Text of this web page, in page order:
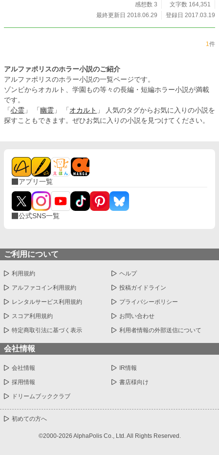
感想数 3
文字数 164,351
最終更新日 2018.06.29
登録日 2017.03.19
1件
アルファポリスのホラー小説のご紹介
アルファポリスのホラー小説の一覧ページです。
ゾンビからオカルト、学園もの等々の長編・短編ホラー小説が満載
です。
「 心霊 」 「 幽霊 」 「 オカルト 」 人気のタグからお気に入りの小説を
探すこともできます。ぜひお気に入りの小説を見つけてください。
アプリ一覧
公式SNS一覧
ご利用について
利用規約 ヘルプ
アルファコイン利用規約 投稿ガイドライン
レンタルサービス利用規約 プライバシーポリシー
スコア利用規約 お問い合わせ
特定商取引法に基づく表示 利用者情報の外部送信について
会社情報
会社情報 IR情報
採用情報 書店様向け
ドリームブッククラブ
初めての方へ
©2000-2026 AlphaPolis Co., Ltd. All Rights Reserved.